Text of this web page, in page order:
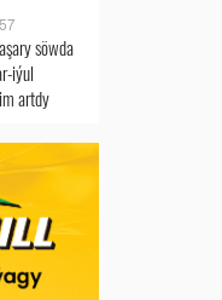
söwda
iýul
artdy